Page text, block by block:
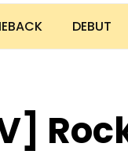
DEBUT